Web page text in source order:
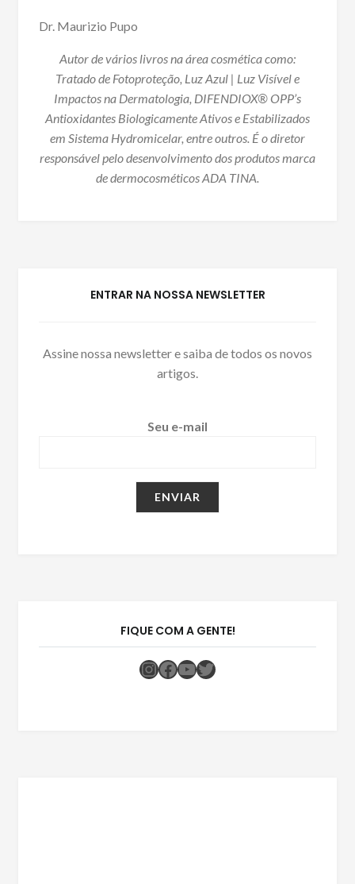
Dr. Maurizio Pupo
Autor de vários livros na área cosmética como:
Tratado de Fotoproteção, Luz Azul | Luz Visível e
Impactos na Dermatologia, DIFENDIOX® OPP’s
Antioxidantes Biologicamente Ativos e Estabilizados
em Sistema Hydromicelar, entre outros. É o diretor
responsável pelo desenvolvimento dos produtos marca
de dermocosméticos ADA TINA.
ENTRAR NA NOSSA NEWSLETTER
Assine nossa newsletter e saiba de todos os novos
artigos.
Seu e-mail
FIQUE COM A GENTE!
Instagram
Facebook
Youtube
Twitter